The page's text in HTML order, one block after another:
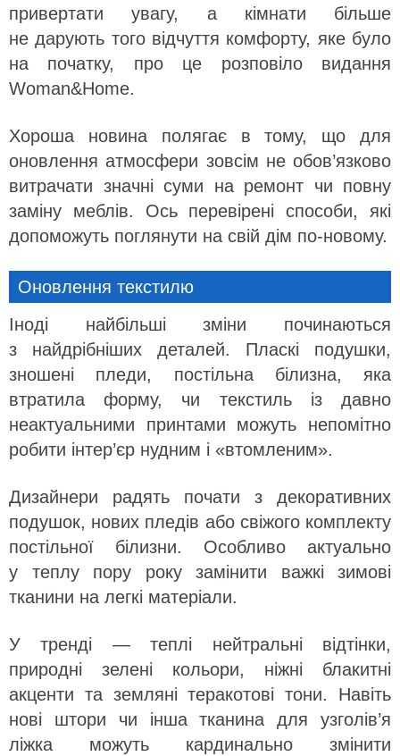
привертати увагу, а кімнати більше
не дарують того відчуття комфорту, яке було
на початку, про це розповіло видання
Woman&Home.
Хороша новина полягає в тому, що для
оновлення атмосфери зовсім не обов’язково
витрачати значні суми на ремонт чи повну
заміну меблів. Ось перевірені способи, які
допоможуть поглянути на свій дім по-новому.
Оновлення текстилю
Іноді найбільші зміни починаються
з найдрібніших деталей. Пласкі подушки,
зношені пледи, постільна білизна, яка
втратила форму, чи текстиль із давно
неактуальними принтами можуть непомітно
робити інтер’єр нудним і «втомленим».
Дизайнери радять почати з декоративних
подушок, нових пледів або свіжого комплекту
постільної білизни. Особливо актуально
у теплу пору року замінити важкі зимові
тканини на легкі матеріали.
У тренді — теплі нейтральні відтінки,
природні зелені кольори, ніжні блакитні
акценти та земляні теракотові тони. Навіть
нові штори чи інша тканина для узголів’я
ліжка можуть кардинально змінити